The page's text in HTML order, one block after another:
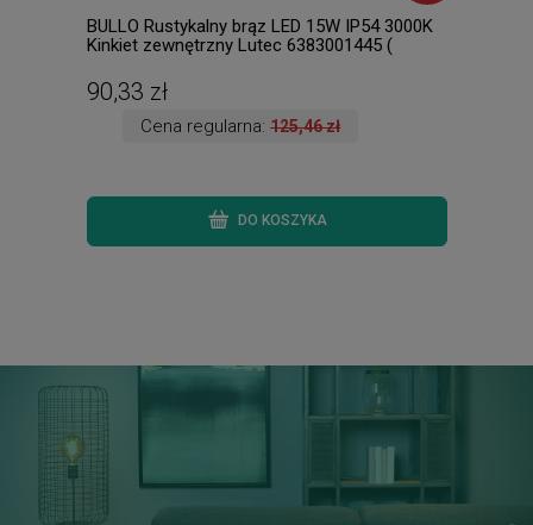
BULLO Rustykalny brąz LED 15W IP54 3000K
Kinkiet zewnętrzny Lutec 6383001445 (
90,33 zł
Cena regularna:125,46 zł
DO KOSZYKA